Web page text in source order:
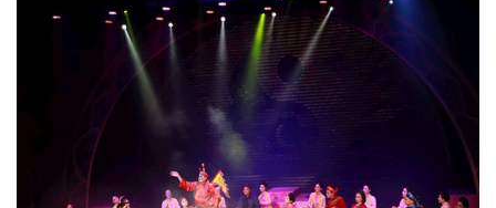
thể kể một câu chuyện về chiều sâu văn hiến của dân tộc.
Nhưng trong kỷ nguyên mới, câu hỏi đặt ra không chỉ Hà Nội có
bao nhiêu di sản, bao nhiêu văn nghệ sĩ, trí thức, không gian ký
ức, mà là làm thế nào để những giá trị ấy trở thành nguồn lực
phát triển, thành sức mạnh mềm, thành động lực sáng tạo,
thành năng lực cạnh tranh của Thủ đô.